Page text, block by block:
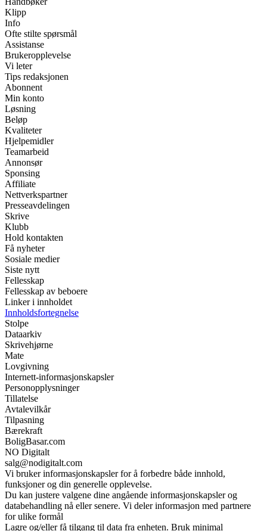
Klipp
Info
Ofte stilte spørsmål
Assistanse
Brukeropplevelse
Vi leter
Tips redaksjonen
Abonnent
Min konto
Løsning
Beløp
Kvaliteter
Hjelpemidler
Teamarbeid
Annonsør
Sponsing
Affiliate
Nettverkspartner
Presseavdelingen
Skrive
Klubb
Hold kontakten
Få nyheter
Sosiale medier
Siste nytt
Fellesskap
Fellesskap av beboere
Linker i innholdet
Innholdsfortegnelse
Stolpe
Dataarkiv
Skrivehjørne
Mate
Lovgivning
Internett-informasjonskapsler
Personopplysninger
Tillatelse
Avtalevilkår
Tilpasning
Bærekraft
BoligBasar.com
NO Digitalt
salg@nodigitalt.com
Vi bruker informasjonskapsler for å forbedre både innhold,
funksjoner og din generelle opplevelse.
Du kan justere valgene dine angående informasjonskapsler og
databehandling nå eller senere. Vi deler informasjon med partnere
for ulike formål
Lagre og/eller få tilgang til data fra enheten. Bruk minimal